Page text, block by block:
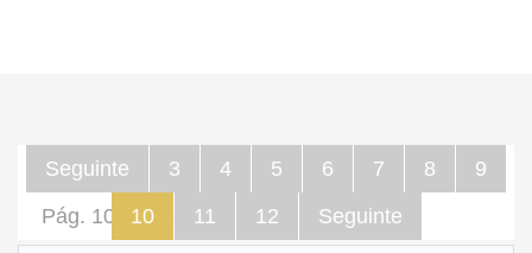
Seguinte 3 4 5 6 7 8
9
10
11 12 Seguinte
Pág. 10 de 12